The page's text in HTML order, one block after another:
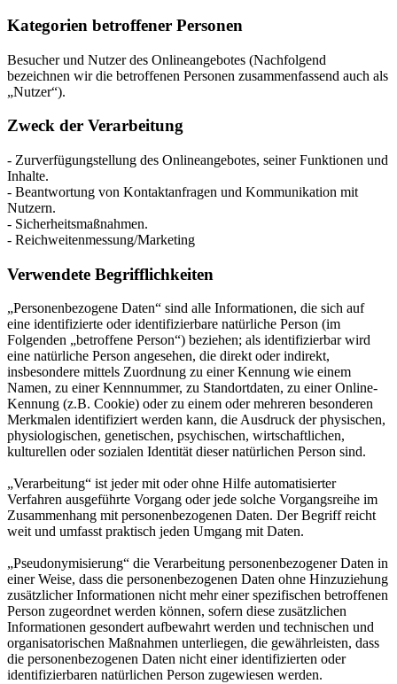
Kategorien betroffener Personen
Besucher und Nutzer des Onlineangebotes (Nachfolgend
bezeichnen wir die betroffenen Personen zusammenfassend auch als
„Nutzer“).
Zweck der Verarbeitung
- Zurverfügungstellung des Onlineangebotes, seiner Funktionen und
Inhalte.
- Beantwortung von Kontaktanfragen und Kommunikation mit
Nutzern.
- Sicherheitsmaßnahmen.
- Reichweitenmessung/Marketing
Verwendete Begrifflichkeiten
„Personenbezogene Daten“ sind alle Informationen, die sich auf
eine identifizierte oder identifizierbare natürliche Person (im
Folgenden „betroffene Person“) beziehen; als identifizierbar wird
eine natürliche Person angesehen, die direkt oder indirekt,
insbesondere mittels Zuordnung zu einer Kennung wie einem
Namen, zu einer Kennnummer, zu Standortdaten, zu einer Online-
Kennung (z.B. Cookie) oder zu einem oder mehreren besonderen
Merkmalen identifiziert werden kann, die Ausdruck der physischen,
physiologischen, genetischen, psychischen, wirtschaftlichen,
kulturellen oder sozialen Identität dieser natürlichen Person sind.
„Verarbeitung“ ist jeder mit oder ohne Hilfe automatisierter
Verfahren ausgeführte Vorgang oder jede solche Vorgangsreihe im
Zusammenhang mit personenbezogenen Daten. Der Begriff reicht
weit und umfasst praktisch jeden Umgang mit Daten.
„Pseudonymisierung“ die Verarbeitung personenbezogener Daten in
einer Weise, dass die personenbezogenen Daten ohne Hinzuziehung
zusätzlicher Informationen nicht mehr einer spezifischen betroffenen
Person zugeordnet werden können, sofern diese zusätzlichen
Informationen gesondert aufbewahrt werden und technischen und
organisatorischen Maßnahmen unterliegen, die gewährleisten, dass
die personenbezogenen Daten nicht einer identifizierten oder
identifizierbaren natürlichen Person zugewiesen werden.